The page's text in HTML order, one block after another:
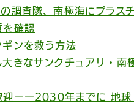
調査隊、南極海にプラス
を確認
ンを救う方法
きなサンクチュアリ・南
迎ーー2030年までに 地球